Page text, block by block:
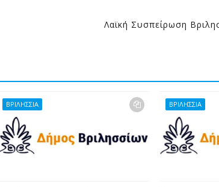
Λαϊκή Συσπείρωση
ΒΡΙΛΗΣΣΙΑ ΒΡΙΛΗΣΣΙΑ